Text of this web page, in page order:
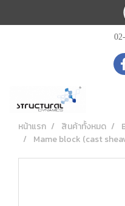
หน้าแรก สินค้าทั้งหมด
Mame block (cast